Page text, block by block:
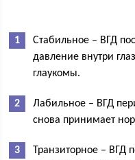
Стабильное – ВГД
давление внутри
глаукомы.
Лабильное – ВГД
снова принимает
Транзиторное – ВГД